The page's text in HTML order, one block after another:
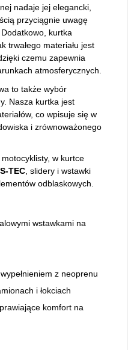
nadaje jej elegancki,
przyciągnie uwagę
kurtka
trwałego materiału jest
czemu zapewnia
atmosferycznych.
to także wybór
Nasza kurtka jest
co wpisuje się w
i zrównoważonego
w kurtce
TEC , slidery i wstawki
odblaskowych.
wstawkami na
z neoprenu
i łokciach
komfort na